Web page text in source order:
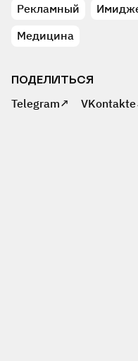
Рекламный
Медицина
ПОДЕЛИТЬСЯ
Telegram↗